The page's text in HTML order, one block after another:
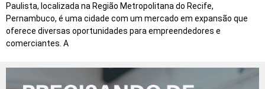
Paulista, localizada na Região Metropolitana do Recife,
Pernambuco, é uma cidade com um mercado em expansão que
oferece diversas oportunidades para empreendedores e
comerciantes. A